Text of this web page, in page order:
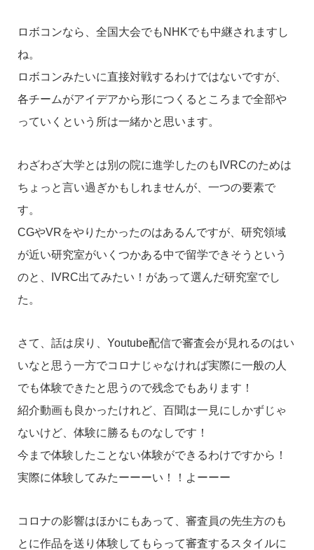
ロボコンなら、全国大会でもNHKでも中継されますし
ね。
ロボコンみたいに直接対戦するわけではないですが、
各チームがアイデアから形につくるところまで全部や
っていくという所は一緒かと思います。
わざわざ大学とは別の院に進学したのもIVRCのためは
ちょっと言い過ぎかもしれませんが、一つの要素で
す。
CGやVRをやりたかったのはあるんですが、研究領域
が近い研究室がいくつかある中で留学できそうという
のと、IVRC出てみたい！があって選んだ研究室でし
た。
さて、話は戻り、Youtube配信で審査会が見れるのはい
いなと思う一方でコロナじゃなければ実際に一般の人
でも体験できたと思うので残念でもあります！
紹介動画も良かったけれど、百聞は一見にしかずじゃ
ないけど、体験に勝るものなしです！
今まで体験したことない体験ができるわけですから！
実際に体験してみたーーーい！！よーーー
コロナの影響はほかにもあって、審査員の先生方のも
とに作品を送り体験してもらって審査するスタイルに